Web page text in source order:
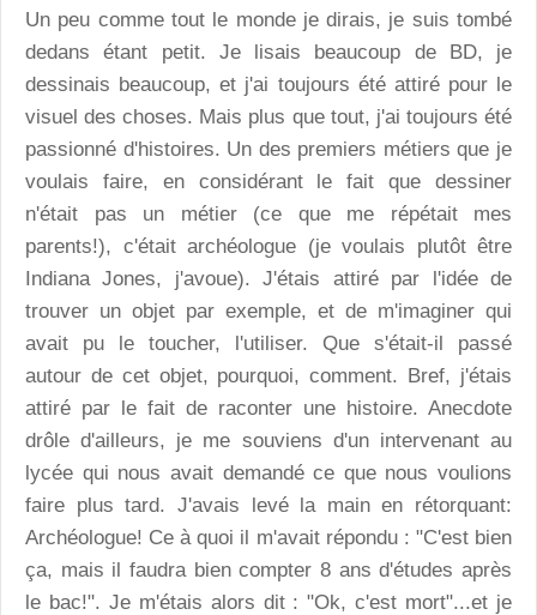
Un peu comme tout le monde je dirais, je suis tombé
dedans étant petit. Je lisais beaucoup de BD, je
dessinais beaucoup, et j'ai toujours été attiré pour le
visuel des choses. Mais plus que tout, j'ai toujours été
passionné d'histoires. Un des premiers métiers que je
voulais faire, en considérant le fait que dessiner
n'était pas un métier (ce que me répétait mes
parents!), c'était archéologue (je voulais plutôt être
Indiana Jones, j'avoue). J'étais attiré par l'idée de
trouver un objet par exemple, et de m'imaginer qui
avait pu le toucher, l'utiliser. Que s'était-il passé
autour de cet objet, pourquoi, comment. Bref, j'étais
attiré par le fait de raconter une histoire. Anecdote
drôle d'ailleurs, je me souviens d'un intervenant au
lycée qui nous avait demandé ce que nous voulions
faire plus tard. J'avais levé la main en rétorquant:
Archéologue! Ce à quoi il m'avait répondu : "C'est bien
ça, mais il faudra bien compter 8 ans d'études après
le bac!". Je m'étais alors dit : "Ok, c'est mort"...et je